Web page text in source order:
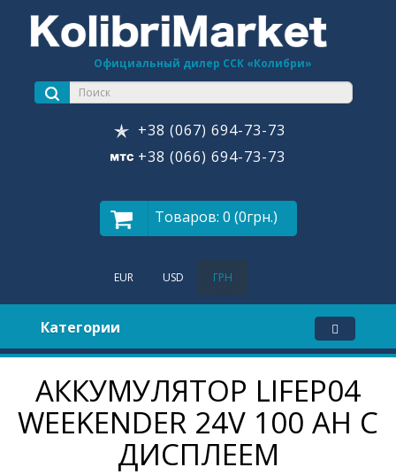
Официальный дилер ССК «Колибри»
+38 (067) 694-73-73
+38 (066) 694-73-73
Товаров: 0 (0грн.)
EUR USD ГРН
Категории
АККУМУЛЯТОР LIFEP04
WEEKENDER 24V 100 AH С
ДИСПЛЕЕМ